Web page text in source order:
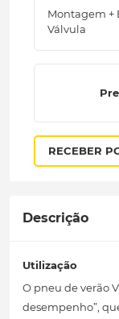
Montagem +
Válvula
RECEBER
Descrição
Utilização
O pneu de verão
desempenho”,